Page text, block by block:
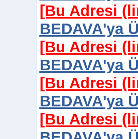
[Bu Adresi
BEDAVA'ya
[Bu Adresi
BEDAVA'ya
[Bu Adresi
BEDAVA'ya
[Bu Adresi